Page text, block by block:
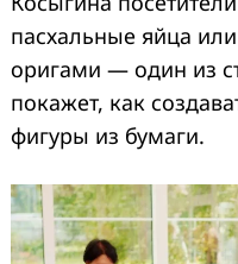
пасхальные яйца или
оригами — один из
покажет, как
фигуры из бумаги.